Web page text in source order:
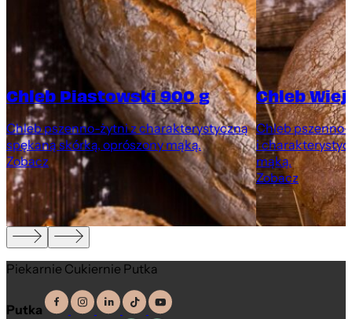
Chleb Piastowski 900 g
Chleb pszenno-żytni z charakterystyczną
spękaną skórką, oprószony mąką.
Zobacz
Chleb
Chleb pszenno-
i
mąką.
Zobacz
Piekarnie Cukiernie Putka
Putka